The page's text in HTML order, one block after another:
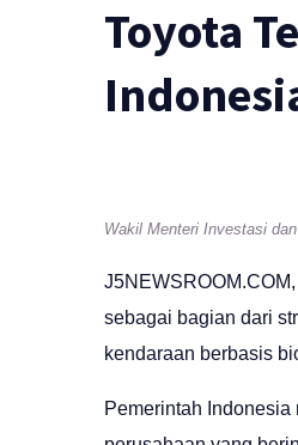
Toyota
Wakil Menteri Investasi
J5NEWSROOM.COM
sebagai bagian dari
kendaraan berbasis
Pemerintah